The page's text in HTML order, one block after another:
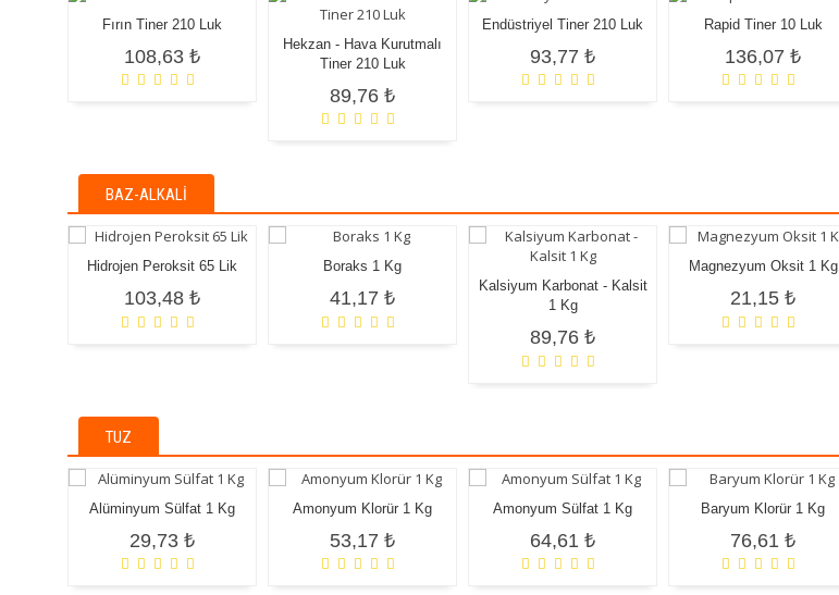
Fırın Tiner 210 Luk
108,63 ₺
Hekzan - Hava Kurutmalı
Tiner 210 Luk
89,76 ₺
Endüstriyel Tiner 210 Luk
93,77 ₺
Rapid Tiner 10 Luk
136,07 ₺
BAZ-ALKALI
Hidrojen Peroksit 65 Lik
103,48 ₺
Boraks 1 Kg
41,17 ₺
Kalsiyum Karbonat - Kalsit
1 Kg
89,76 ₺
Magnezyum Oksit 1 Kg
21,15 ₺
TUZ
Alüminyum Sülfat 1 Kg
29,73 ₺
Amonyum Klorür 1 Kg
53,17 ₺
Amonyum Sülfat 1 Kg
64,61 ₺
Baryum Klorür 1 Kg
76,61 ₺